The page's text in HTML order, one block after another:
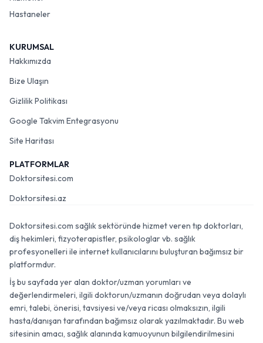
Hastaneler
KURUMSAL
Hakkımızda
Bize Ulaşın
Gizlilik Politikası
Google Takvim Entegrasyonu
Site Haritası
PLATFORMLAR
Doktorsitesi.com
Doktorsitesi.az
Doktorsitesi.com sağlık sektöründe hizmet veren tıp doktorları,
diş hekimleri, fizyoterapistler, psikologlar vb. sağlık
profesyonelleri ile internet kullanıcılarını buluşturan bağımsız bir
platformdur.
İş bu sayfada yer alan doktor/uzman yorumları ve
değerlendirmeleri, ilgili doktorun/uzmanın doğrudan veya dolaylı
emri, talebi, önerisi, tavsiyesi ve/veya ricası olmaksızın, ilgili
hasta/danışan tarafından bağımsız olarak yazılmaktadır. Bu web
sitesinin amacı, sağlık alanında kamuoyunun bilgilendirilmesini